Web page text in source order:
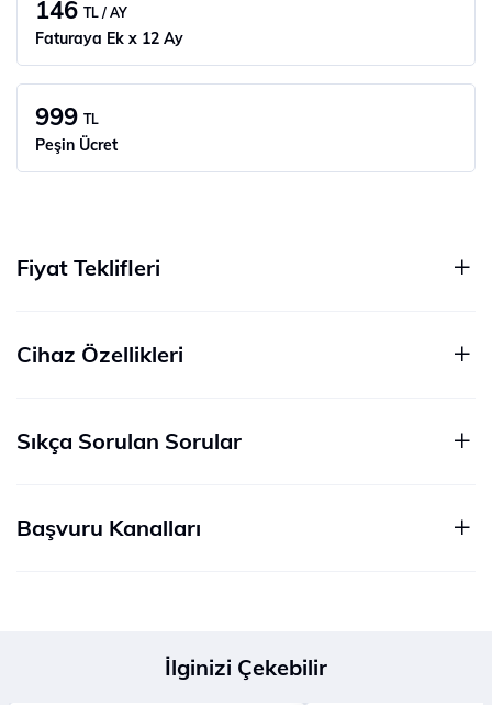
146 TL / AY
Faturaya Ek x 12 Ay
999 TL
Peşin Ücret
Fiyat Teklifleri
Cihaz Özellikleri
Sıkça Sorulan Sorular
Başvuru Kanalları
İlginizi Çekebilir